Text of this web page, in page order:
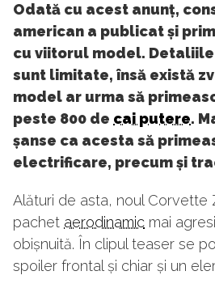
Odată cu acest anunț,
american a publicat și
cu viitorul model. Detaliile
sunt limitate, însă există
model ar urma să
peste 800 de cai putere.
șanse ca acesta să
electrificare, precum și
Alături de asta, noul Corvette
pachet aerodinamic mai
obișnuită. În clipul teaser se
spoiler frontal și chiar și un